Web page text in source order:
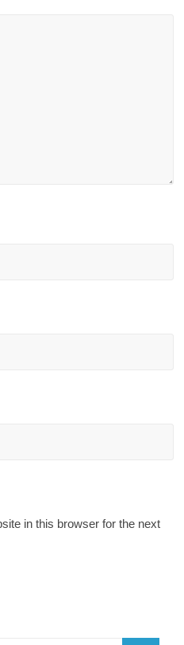
in this browser for the next